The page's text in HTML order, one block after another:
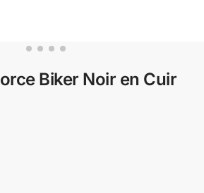
Biker Noir en Cuir